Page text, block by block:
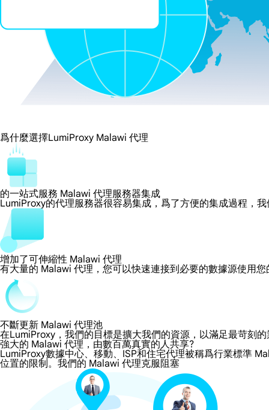
爲什麼選擇LumiProxy Malawi 代理
的一站式服務 Malawi 代理服務器集成
LumiProxy的代理服務器很容易集成，爲了方便的集成過程，
增加了可伸縮性 Malawi 代理
有大量的 Malawi 代理，您可以快速連接到必要的數據源使用
不斷更新 Malawi 代理池
在LumiProxy，我們的目標是擴大我們的資源，以滿足最苛刻
強大的 Malawi 代理，由數百萬真實的人共享?
LumiProxy數據中心、移動、ISP和住宅代理被稱爲行業標準
位置的限制。我們的 Malawi 代理克服阻塞